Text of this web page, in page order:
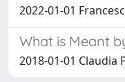
2022-01-01
What is Meant
2018-01-01 Claudia